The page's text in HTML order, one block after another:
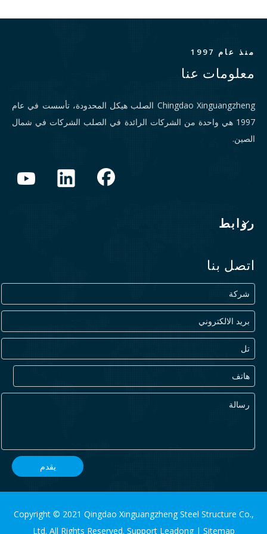
منذ عام 1997
معلومات عنا
Chingdao Xinguangzheng الصلب هيكل المحدودة، تأسست في عام
1997 هي واحدة من الشركات الرائدة في الصلب الشركات في شمال
الصين.
روابط
اتصل بنا
يقدم
Copyright © 2021 Qingdao Xinguangzheng Steel Structure Co.,
Ltd. All Rights Reserved. Support Leadong | Sitemap